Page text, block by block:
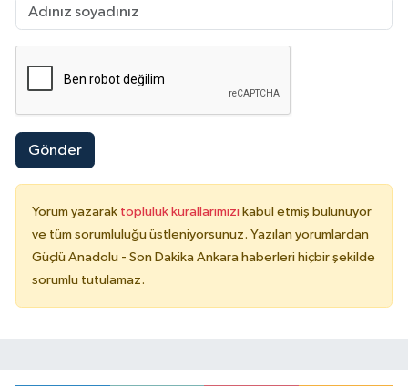
Gönder
Yorum yazarak topluluk kurallarımızı kabul etmiş bulunuyor
ve tüm sorumluluğu üstleniyorsunuz. Yazılan yorumlardan
Güçlü Anadolu - Son Dakika Ankara haberleri hiçbir şekilde
sorumlu tutulamaz.